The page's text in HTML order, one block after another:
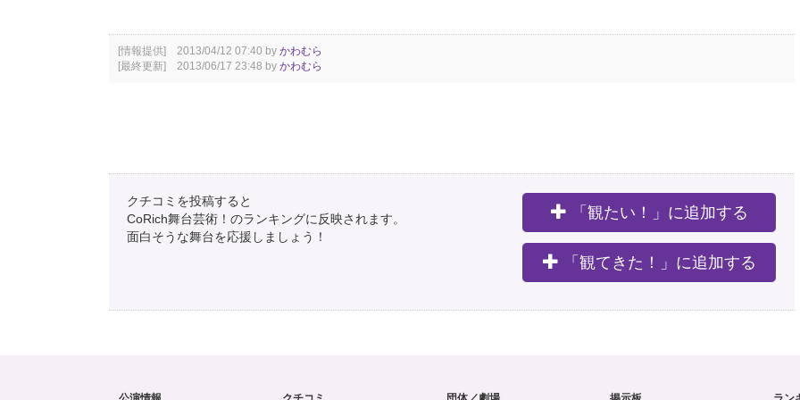
[情報提供] 2013/04/12 07:40 by かわむら
[最終更新] 2013/06/17 23:48 by かわむら
クチコミを投稿すると
CoRich舞台芸術！のランキングに反映されます。
面白そうな舞台を応援しましょう！
「観たい！」に追加する
「観てきた！」に追加する